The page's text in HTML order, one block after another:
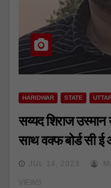
HARIDWAR STATE
सय्यद शिराज
साथ वक्फ बोर्ड सी ई
JUL 14, 2023
VIEWS